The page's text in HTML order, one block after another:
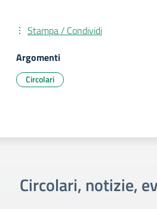
Stampa / Condividi
Argomenti
Circolari
Circolari, notizie,